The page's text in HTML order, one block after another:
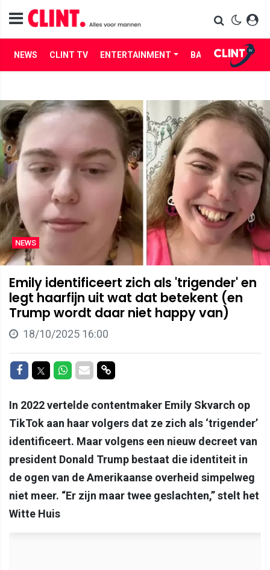
NEWS CLINT TV ENTERTAINMENT BABES LIFE
NEWS
Emily identificeert zich als 'trigender' en
legt haarfijn uit wat dat betekent (en
Trump wordt daar niet happy van)
18/10/2025 16:00
Delen op Facebook
Delen op Twitter
Delen op Whatsapp
Delen via Mail
Delen via link
In 2022 vertelde contentmaker Emily Skvarch op
TikTok aan haar volgers dat ze zich als ‘trigender’
identificeert. Maar volgens een nieuw decreet van
president Donald Trump bestaat die identiteit in
de ogen van de Amerikaanse overheid simpelweg
niet meer. “Er zijn maar twee geslachten,” stelt het
Witte Huis